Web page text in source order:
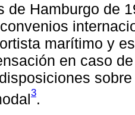
de Hamburgo de
marítimo y
en caso
3.